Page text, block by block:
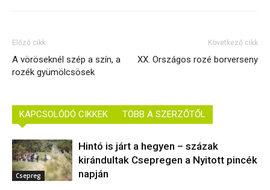
Előző cikk
A vöröseknél szép a szín, a
rozék gyümölcsösek
Következő cikk
XX. Országos rozé borverseny
KAPCSOLÓDÓ CIKKEK TÖBB A SZERZŐTŐL
Csepreg
Hintó is járt a hegyen – százak
kirándultak Csepregen a Nyitott pincék
napján